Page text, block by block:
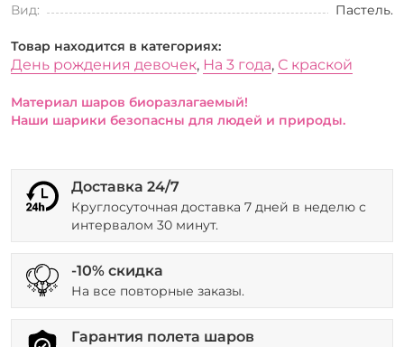
Вид:
Пастель.
Товар находится в категориях:
День рождения девочек, На 3 года, С краской
Материал шаров биоразлагаемый!
Наши шарики безопасны для людей и природы.
Доставка 24/7
Круглосуточная доставка 7 дней в неделю с
интервалом 30 минут.
-10% скидка
На все повторные заказы.
Гарантия полета шаров